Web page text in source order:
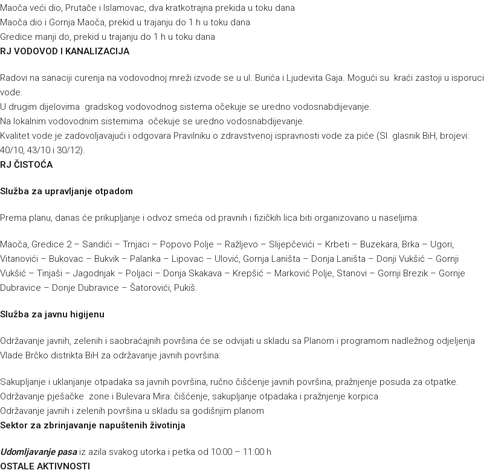
Maoča veći dio, Prutače i Islamovac, dva kratkotrajna prekida u toku dana
Maoča dio i Gornja Maoča, prekid u trajanju do 1 h u toku dana
Gredice manji do, prekid u trajanju do 1 h u toku dana
RJ VODOVOD I KANALIZACIJA
Radovi na sanaciji curenja na vodovodnoj mreži izvode se u ul. Burića i Ljudevita Gaja. Mogući su kraći zastoji u isporuci
vode.
U drugim dijelovima gradskog vodovodnog sistema očekuje se uredno vodosnabdijevanje.
Na lokalnim vodovodnim sistemima očekuje se uredno vodosnabdijevanje.
Kvalitet vode je zadovoljavajući i odgovara Pravilniku o zdravstvenoj ispravnosti vode za piće (Sl. glasnik BiH, brojevi:
40/10, 43/10 i 30/12).
RJ ČISTOĆA
Služba za upravljanje otpadom
Prema planu, danas će prikupljanje i odvoz smeća od pravnih i fizičkih lica biti organizovano u naseljima:
Maoča, Gredice 2 – Sandići – Trnjaci – Popovo Polje – Ražljevo – Slijepčevići – Krbeti – Buzekara, Brka – Ugori,
Vitanovići – Bukovac – Bukvik – Palanka – Lipovac – Ulović, Gornja Laništa – Donja Laništa – Donji Vukšić – Gornji
Vukšić – Tinjaši – Jagodnjak – Poljaci – Donja Skakava – Krepšić – Marković Polje, Stanovi – Gornji Brezik – Gornje
Dubravice – Donje Dubravice – Šatorovići, Pukiš.
Služba za javnu higijenu
Održavanje javnih, zelenih i saobraćajnih površina će se odvijati u skladu sa Planom i programom nadležnog odjeljenja
Vlade Brčko distrikta BiH za održavanje javnih površina:
Sakupljanje i uklanjanje otpadaka sa javnih površina, ručno čišćenje javnih površina, pražnjenje posuda za otpatke.
Održavanje pješačke zone i Bulevara Mira: čišćenje, sakupljanje otpadaka i pražnjenje korpica
Održavanje javnih i zelenih površina u skladu sa godišnjim planom
Sektor za zbrinjavanje napuštenih životinja
Udomljavanje pasaiz azila svakog utorka i petka od 10:00 – 11:00 h
OSTALE AKTIVNOSTI